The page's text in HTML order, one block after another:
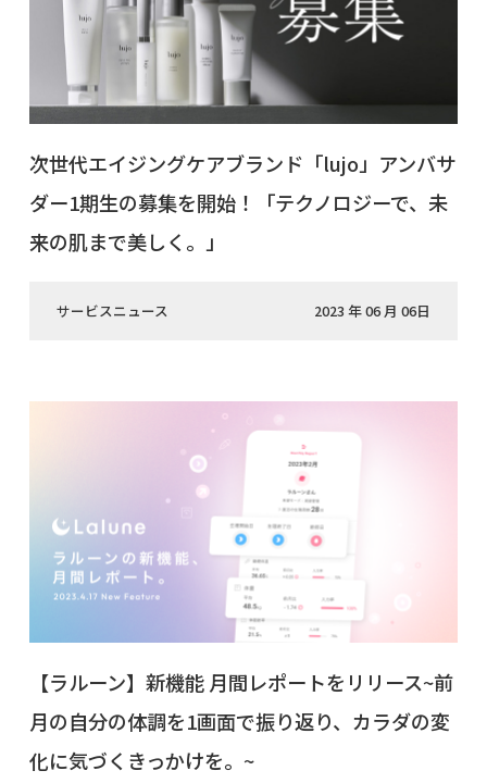
次世代エイジングケアブランド「lujo」アンバサ
ダー1期生の募集を開始！「テクノロジーで、未
来の肌まで美しく。」
サービスニュース 2023 年 06 月 06日
【ラルーン】新機能 月間レポートをリリース~前
月の自分の体調を1画面で振り返り、カラダの変
化に気づくきっかけを。~